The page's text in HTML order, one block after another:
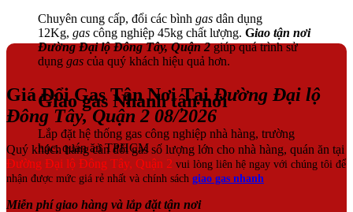
Chuyên cung cấp, đổi các bình gas dân dụng
12Kg, gas công nghiệp 45kg chất lượng. Giao tận nơi
Đường Đại lộ Đông Tây, Quận 2giúp quá trình sử
dụng gas của quý khách hiệu quả hơn.
Giá Đổi Gas Tận Nơi TạiĐường Đại lộ
Đông Tây, Quận 2 08/2026
Quý khách hàng cần đổi gas số lượng lớn cho nhà hàng, quán ăn tại
Đường Đại lộ Đông Tây, Quận 2 vui lòng liên hệ ngay với chúng tôi để
nhận được mức giá rẻ nhất và chính sách giao gas nhanh
Miễn phí giao hàng và lắp đặt tận nơi
Giao gas Nhanh tận nơi
Lắp đặt hệ thống gas công nghiệp nhà hàng, trường
học, quán ăn TPHCM